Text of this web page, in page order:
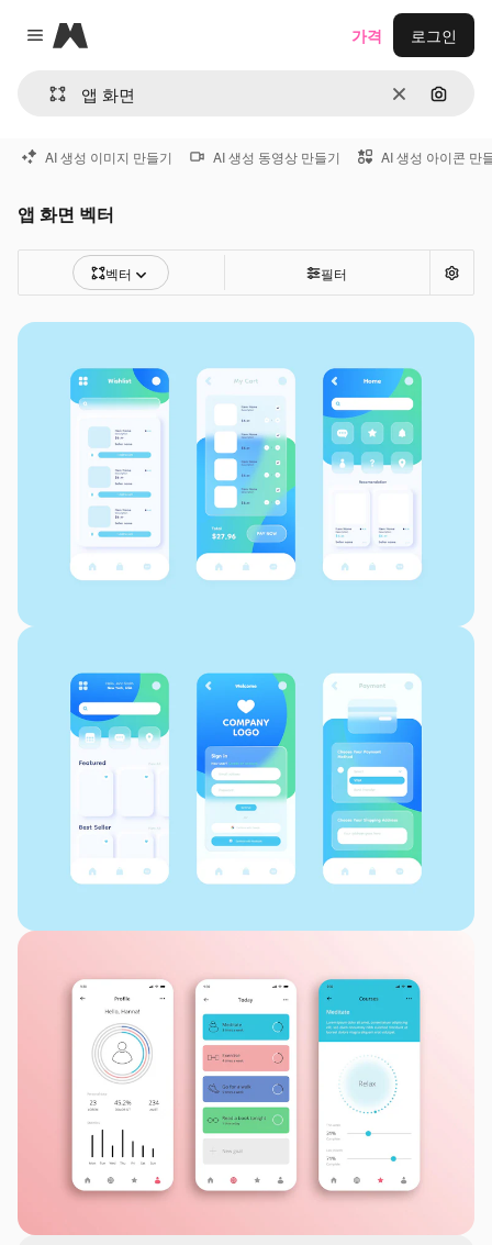
Close menu
Magnific
지우기이미지
가격 로그인
AI 생성 이미지 만들기 AI 생성 동영상 만들기 AI 생성 아이콘 만
앱 화면 벡터
벡터 필터